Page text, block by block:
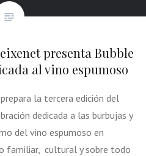
presenta Bubble
al vino espumoso
la tercera edición del
dedicada a las burbujas y
del vino espumoso en
familiar, cultural y sobre todo